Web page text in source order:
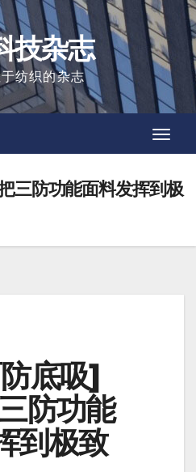
技杂志
纺织的杂志
三防功能面料发挥到极
底吸]
防功能
到极致